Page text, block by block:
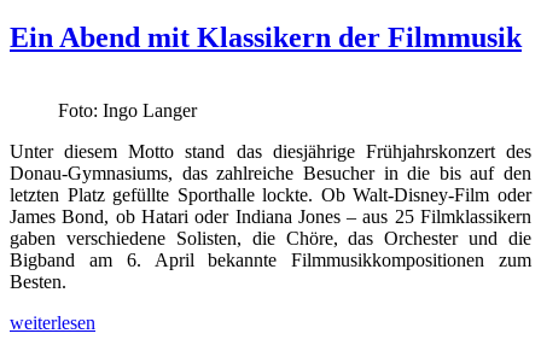
Tossa-
Kelheim
Spanien
im
Mai
2017“
Ein Abend mit Klassikern der Filmmusik
Foto: Ingo Langer
Unter diesem Motto stand das diesjährige Frühjahrskonzert des
Donau-Gymnasiums, das zahlreiche Besucher in die bis auf den
letzten Platz gefüllte Sporthalle lockte. Ob Walt-Disney-Film oder
James Bond, ob Hatari oder Indiana Jones – aus 25 Filmklassikern
gaben verschiedene Solisten, die Chöre, das Orchester und die
Bigband am 6. April bekannte Filmmusikkompositionen zum
Besten.
„Ein
weiterlesen